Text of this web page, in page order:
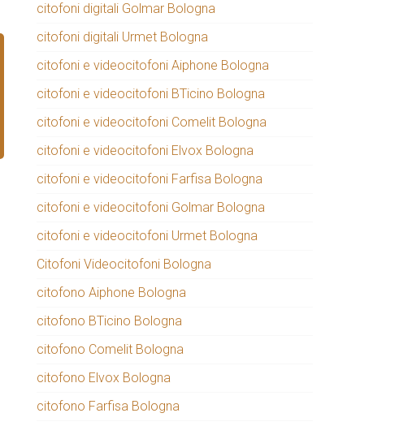
citofoni digitali Golmar Bologna
citofoni digitali Urmet Bologna
citofoni e videocitofoni Aiphone Bologna
citofoni e videocitofoni BTicino Bologna
citofoni e videocitofoni Comelit Bologna
citofoni e videocitofoni Elvox Bologna
citofoni e videocitofoni Farfisa Bologna
citofoni e videocitofoni Golmar Bologna
citofoni e videocitofoni Urmet Bologna
Citofoni Videocitofoni Bologna
citofono Aiphone Bologna
citofono BTicino Bologna
citofono Comelit Bologna
citofono Elvox Bologna
citofono Farfisa Bologna